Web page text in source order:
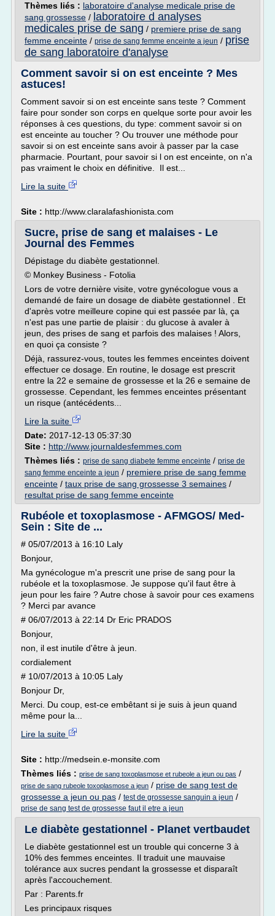
Thèmes liés : laboratoire d'analyse medicale prise de
sang grossesse / laboratoire d analyses
medicales prise de sang / premiere prise de sang
femme enceinte / prise de sang femme enceinte a jeun / prise
de sang laboratoire d'analyse
Comment savoir si on est enceinte ? Mes
astuces!
Comment savoir si on est enceinte sans teste ? Comment
faire pour sonder son corps en quelque sorte pour avoir les
réponses à ces questions, du type: comment savoir si on
est enceinte au toucher ? Ou trouver une méthode pour
savoir si on est enceinte sans avoir à passer par la case
pharmacie. Pourtant, pour savoir si l on est enceinte, on n'a
pas vraiment le choix en définitive. Il est...
Lire la suite
Site : http://www.claralafashionista.com
Sucre, prise de sang et malaises - Le
Journal des Femmes
Dépistage du diabète gestationnel.
© Monkey Business - Fotolia
Lors de votre dernière visite, votre gynécologue vous a
demandé de faire un dosage de diabète gestationnel . Et
d'après votre meilleure copine qui est passée par là, ça
n'est pas une partie de plaisir : du glucose à avaler à
jeun, des prises de sang et parfois des malaises ! Alors,
en quoi ça consiste ?
Déjà, rassurez-vous, toutes les femmes enceintes doivent
effectuer ce dosage. En routine, le dosage est prescrit
entre la 22 e semaine de grossesse et la 26 e semaine de
grossesse. Cependant, les femmes enceintes présentant
un risque (antécédents...
Lire la suite
Date: 2017-12-13 05:37:30
Site : http://www.journaldesfemmes.com
Thèmes liés : prise de sang diabete femme enceinte / prise de
sang femme enceinte a jeun / premiere prise de sang femme
enceinte / taux prise de sang grossesse 3 semaines /
resultat prise de sang femme enceinte
Rubéole et toxoplasmose - AFMGOS/ Med-
Sein : Site de ...
# 05/07/2013 à 16:10 Laly
Bonjour,
Ma gynécologue m'a prescrit une prise de sang pour la
rubéole et la toxoplasmose. Je suppose qu'il faut être à
jeun pour les faire ? Autre chose à savoir pour ces examens
? Merci par avance
# 06/07/2013 à 22:14 Dr Eric PRADOS
Bonjour,
non, il est inutile d'être à jeun.
cordialement
# 10/07/2013 à 10:05 Laly
Bonjour Dr,
Merci. Du coup, est-ce embêtant si je suis à jeun quand
même pour la...
Lire la suite
Site : http://medsein.e-monsite.com
Thèmes liés : prise de sang toxoplasmose et rubeole a jeun ou pas /
prise de sang rubeole toxoplasmose a jeun / prise de sang test de
grossesse a jeun ou pas / test de grossesse sanguin a jeun /
prise de sang test de grossesse faut il etre a jeun
Le diabète gestationnel - Planet vertbaudet
Le diabète gestationnel est un trouble qui concerne 3 à
10% des femmes enceintes. Il traduit une mauvaise
tolérance aux sucres pendant la grossesse et disparaît
après l'accouchement.
Par : Parents.fr
Les principaux risques